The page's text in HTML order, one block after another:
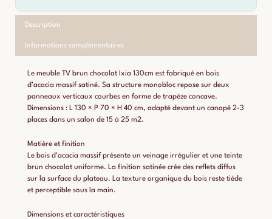
Description
Informations complémentaires
Le meuble TV brun chocolat Ixia 130cm est fabriqué en bois
d’acacia massif satiné. Sa structure monobloc repose sur deux
panneaux verticaux courbes en forme de trapèze concave.
Dimensions : L 130 × P 70 × H 40 cm, adapté devant un canapé 2-3
places dans un salon de 15 à 25 m2.
Matière et finition
Le bois d’acacia massif présente un veinage irrégulier et une teinte
brun chocolat uniforme. La finition satinée crée des reflets diffus
sur la surface du plateau. La texture organique du bois reste tiède
et perceptible sous la main.
Dimensions et caractéristiques